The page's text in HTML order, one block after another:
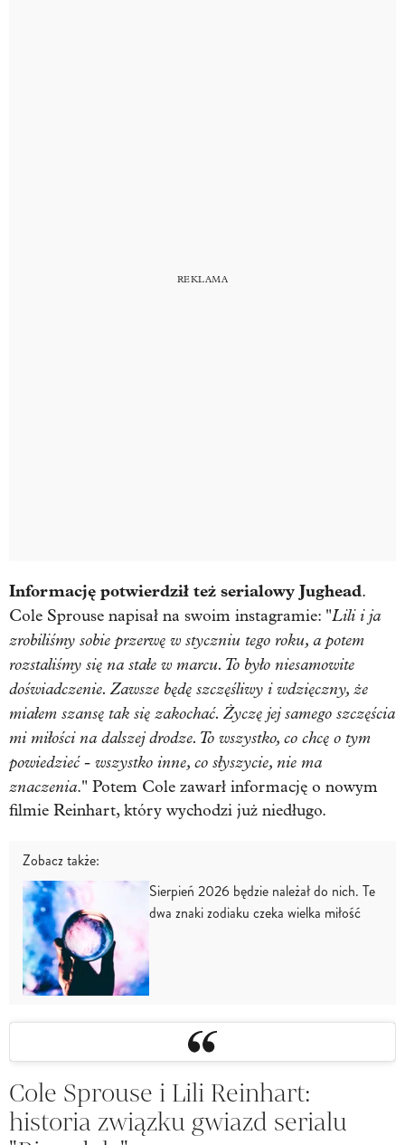
Informację potwierdził też serialowy Jughead.
Cole Sprouse napisał na swoim instagramie: "Lili i ja
zrobiliśmy sobie przerwę w styczniu tego roku, a potem
rozstaliśmy się na stałe w marcu. To było niesamowite
doświadczenie. Zawsze będę szczęśliwy i wdzięczny, że
miałem szansę tak się zakochać. Życzę jej samego szczęścia
mi miłości na dalszej drodze. To wszystko, co chcę o tym
powiedzieć - wszystko inne, co słyszycie, nie ma
znaczenia." Potem Cole zawarł informację o nowym
filmie Reinhart, który wychodzi już niedługo.
Zobacz także:
Sierpień 2026 będzie należał do nich. Te
dwa znaki zodiaku czeka wielka miłość
Cole Sprouse i Lili Reinhart:
historia związku gwiazd serialu